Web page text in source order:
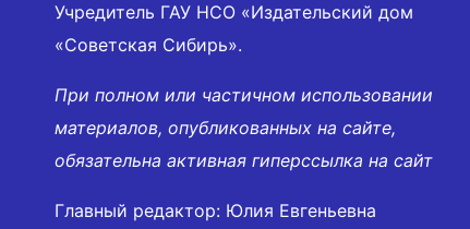
Учредитель ГАУ НСО «Издательский дом
«Советская Сибирь».
При полном или частичном использовании
материалов, опубликованных на сайте,
обязательна активная гиперссылка на сайт
Главный редактор: Юлия Евгеньевна